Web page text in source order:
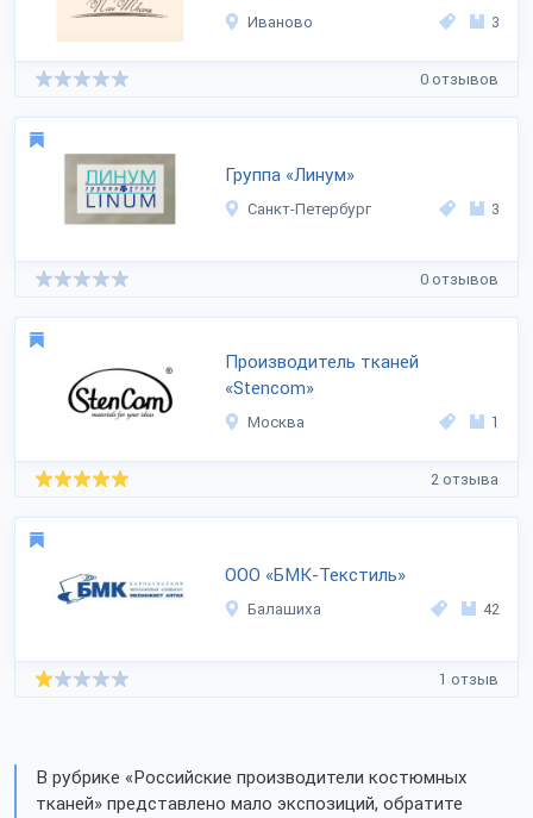
Иваново 3
0 отзывов
Группа «Линум»
Санкт-Петербург 3
0 отзывов
Производитель тканей
«Stencom»
Москва 1
2 отзыва
ООО «БМК-Текстиль»
Балашиха 42
1 отзыв
В рубрике «Российские производители костюмных
тканей» представлено мало экспозиций, обратите